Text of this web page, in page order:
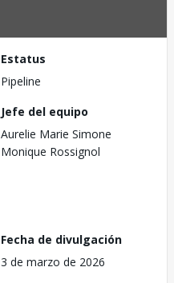
Estatus
Pipeline
Jefe del equipo
Aurelie Marie Simone
Monique Rossignol
Fecha de divulgación
3 de marzo de 2026